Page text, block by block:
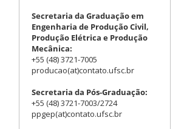
Secretaria da Graduação em
Engenharia de Produção Civil,
Produção Elétrica e Produção
Mecânica:
+55 (48) 3721-7005
producao(at)contato.ufsc.br
Secretaria da Pós-Graduação:
+55 (48) 3721-7003/2724
ppgep(at)contato.ufsc.br